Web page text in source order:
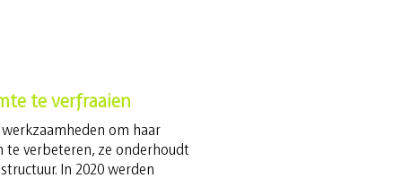
te verfraaien
om haar
te verbeteren, ze onderhoudt
In 2020 werden